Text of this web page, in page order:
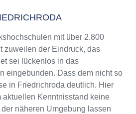
mit über 2.800
zuweilen der Eindruck, das
sei lückenlos in das
eingebunden. Dass dem nicht so
in Friedrichroda deutlich. Hier
aktuellen Kenntnisstand keine
näheren Umgebung lassen